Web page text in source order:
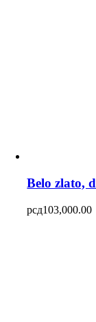
Belo zlato,
рсд103,000.00